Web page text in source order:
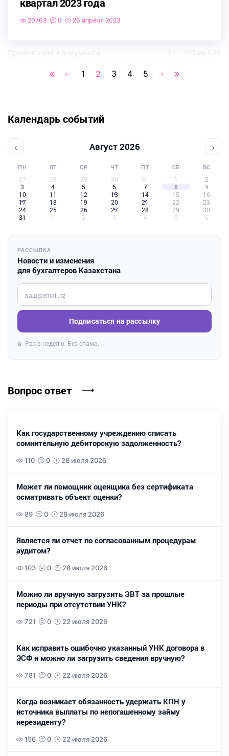
20763 0 26 апреля 2023
1 2 3 4 5
Календарь событий
‹ Август 2026 ›
ПН ВТ СР ЧТ ПТ СБ ВС
27 28 29 30 31 1
2
3
4 5 6 7 8
9
10
11 12 13 14 15
16
17
18 19 20 21 22
23
24
25 26 27 28 29
30
31
1 2 3 4 5 6
РАССЫЛКА
Новости и изменения
для бухгалтеров Казахстана
Введите ваш e-mail
Подписаться на рассылку
🔒 Раз в неделю. Без спама.
Вопрос ответ
Как государственному учреждению списать
сомнительную дебиторскую задолженность?
110 0 28 июля 2026
Может ли помощник оценщика без сертификата
осматривать объект оценки?
89 0 28 июля 2026
Является ли отчет по согласованным процедурам
аудитом?
103 0 28 июля 2026
Можно ли вручную загрузить ЗВТ за прошлые
периоды при отсутствии УНК?
721 0 22 июля 2026
Как исправить ошибочно указанный УНК договора в
ЭСФ и можно ли загрузить сведения вручную?
781 0 22 июля 2026
Когда возникает обязанность удержать КПН у
источника выплаты по непогашенному займу
нерезиденту?
156 0 22 июля 2026